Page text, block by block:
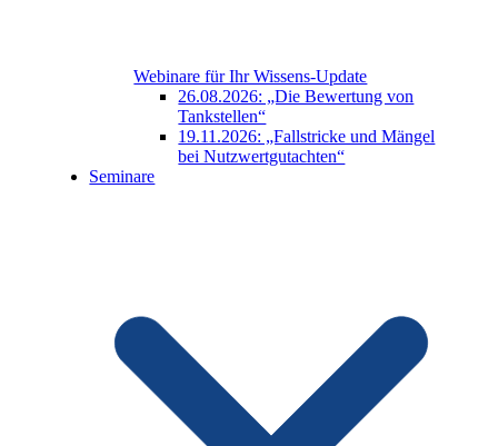
Webinare für Ihr Wissens-Update
26.08.2026: „Die Bewertung von
Tankstellen“
19.11.2026: „Fallstricke und Mängel
bei Nutzwertgutachten“
Seminare